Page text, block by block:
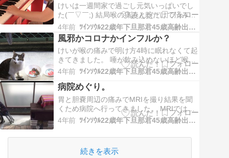
界に名を残さなくても努力…
けいは一週間家で過ごし元気いっぱいでし
た(￣▽￣;) 結局喉の痛みと咳だけで済みま
した。 そして毎日ピアノを1〜2時間練習し
ボカロの人気曲『グッバイ宣言』中級から
上級歌いながら弾いています。♪170なので
テンポかなり早いです。。。 すげーな(･_･;
ちょっと動画を載せたいので…
4年前 ﾂｲﾝｿｳﾙ22歳年下旦那君45歳高齢出産熟女妻の日々徒然
風邪かコロナかインフルか？
けいが喉の痛みで明け方4時に眠れなくて起
きてきました。 唾が飲み込めないほど喉が
痛くて家にあったイソジンうがい薬でうが
に寝ました。 10時頃起きて熱を測りました
が平熱でした。 それでも発熱すると思い検
温のたび今か今かと覚悟していましたが結
局…
4年前 ﾂｲﾝｿｳﾙ22歳年下旦那君45歳高齢出産熟女妻の日々徒然
病院めぐり。
胃と胆嚢周辺の痛みでMRIを撮り結果を聞
くため病院へ行ってきました。 MRIではま
だポリープなので痛みの原因は他にあるか
な事が嫌になり検査がどうでも良くなって
いました。 痛みは少し治まりそこまで急を
4年前 ﾂｲﾝｿｳﾙ22歳年下旦那君45歳高齢出産熟女妻の日々徒然
続きを表示